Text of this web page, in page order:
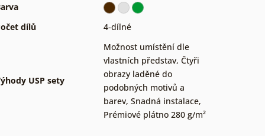
dílů
4-dílné
USP sety
Možnost umístění dle
vlastních představ, Čtyři
obrazy laděné do
podobných motivů a
barev, Snadná instalace,
Prémiové plátno 280 g/m²